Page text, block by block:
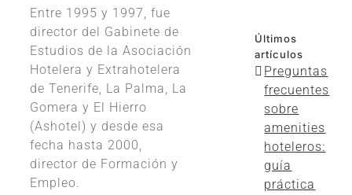
Entre 1995 y 1997, fue
director del Gabinete de
Estudios de la Asociación
Hotelera y Extrahotelera
de Tenerife, La Palma, La
Gomera y El Hierro
(Ashotel) y desde esa
fecha hasta 2000,
director de Formación y
Empleo.
Últimos
artículos
Preguntas
frecuentes
sobre
amenities
hoteleros:
guía
práctica